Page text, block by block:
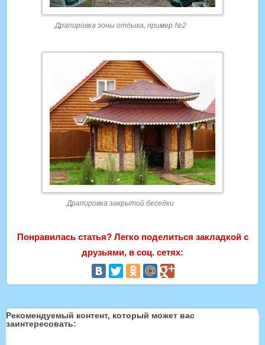
Драпировка зоны отдыха, пример №2
Драпировка закрытой беседки
Понравилась статья? Легко поделиться закладкой с
друзьями, в соц. сетях:
Рекомендуемый контент, который может вас
заинтересовать: